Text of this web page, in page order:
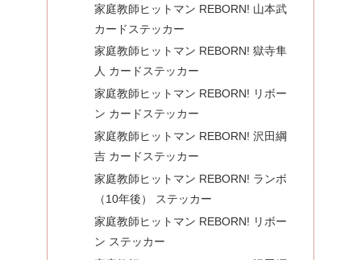
家庭教師ヒットマン REBORN! 山本武
カードステッカー
家庭教師ヒットマン REBORN! 獄寺隼
人 カードステッカー
家庭教師ヒットマン REBORN! リボー
ン カードステッカー
家庭教師ヒットマン REBORN! 沢田綱
吉 カードステッカー
家庭教師ヒットマン REBORN! ランボ
（10年後） ステッカー
家庭教師ヒットマン REBORN! リボー
ン ステッカー